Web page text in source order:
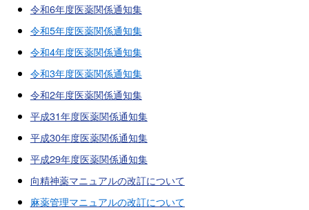
令和6年度医薬関係通知集
令和5年度医薬関係通知集
令和4年度医薬関係通知集
令和3年度医薬関係通知集
令和2年度医薬関係通知集
平成31年度医薬関係通知集
平成30年度医薬関係通知集
平成29年度医薬関係通知集
向精神薬マニュアルの改訂について
麻薬管理マニュアルの改訂について